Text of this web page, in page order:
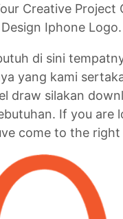
Creative Project
Iphone Logo.
di sini
yang kami
draw silakan
If you are
come to the right